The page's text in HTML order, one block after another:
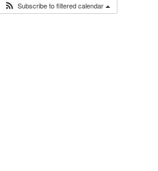
Subscribe to filtered calendar